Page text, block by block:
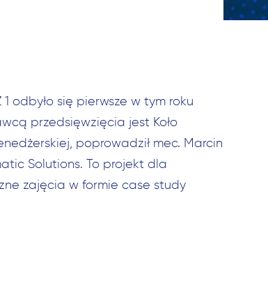
odbyło się pierwsze w tym roku
przedsięwzięcia jest Koło
poprowadził mec. Marcin
Solutions. To projekt dla
zajęcia w formie case study